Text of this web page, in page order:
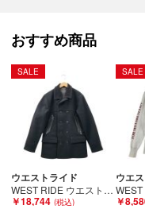
こちらの商品はお客様か
人の手を経た商品です。
■弊社（株式会社オカモ
弊社（株式会社オカモ
装サイト』を確認してお
当店とは一切関係がご
おすすめ商品
SALE
ウエストライド
WEST RIDE ウエストライド メンズ コート サイズ38 ブラック Bランク
￥18,744
SALE
ウエ
￥